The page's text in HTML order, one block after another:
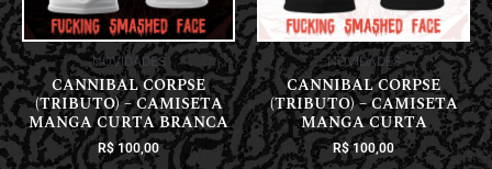
NOVIDADES
CANNIBAL CORPSE
(TRIBUTO) – CAMISETA
MANGA CURTA BRANCA
R$100,00
NOVIDADES
CANNIBAL CORPSE
(TRIBUTO) – CAMISETA
MANGA CURTA
R$100,00